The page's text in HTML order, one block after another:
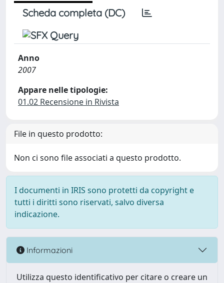
Scheda completa (DC)
Anno
2007
Appare nelle tipologie:
01.02 Recensione in Rivista
File in questo prodotto:
Non ci sono file associati a questo prodotto.
I documenti in IRIS sono protetti da copyright e
tutti i diritti sono riservati, salvo diversa
indicazione.
Informazioni
Utilizza questo identificativo per citare o creare un